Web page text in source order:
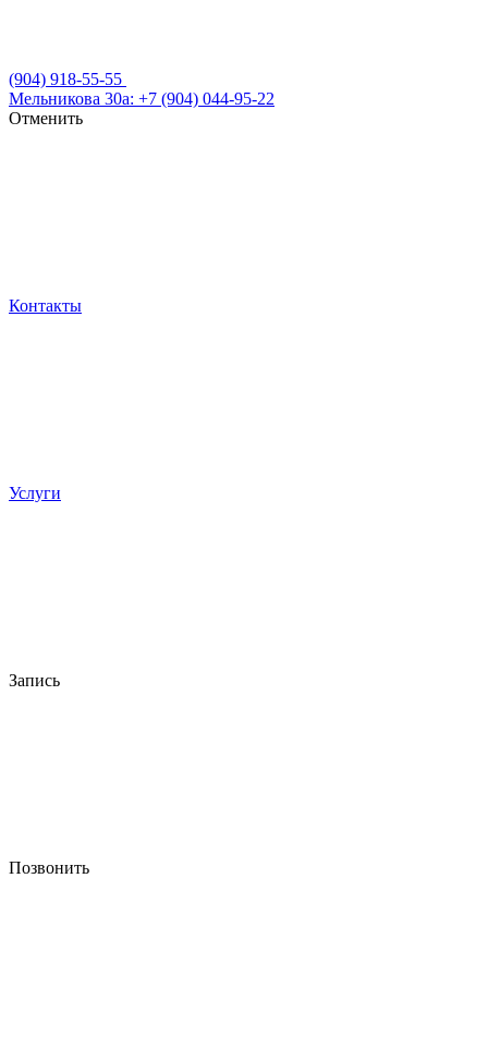
(904) 918-55-55
Мельникова 30а: +7 (904) 044-95-22
Отменить
Контакты
Услуги
Запись
Позвонить